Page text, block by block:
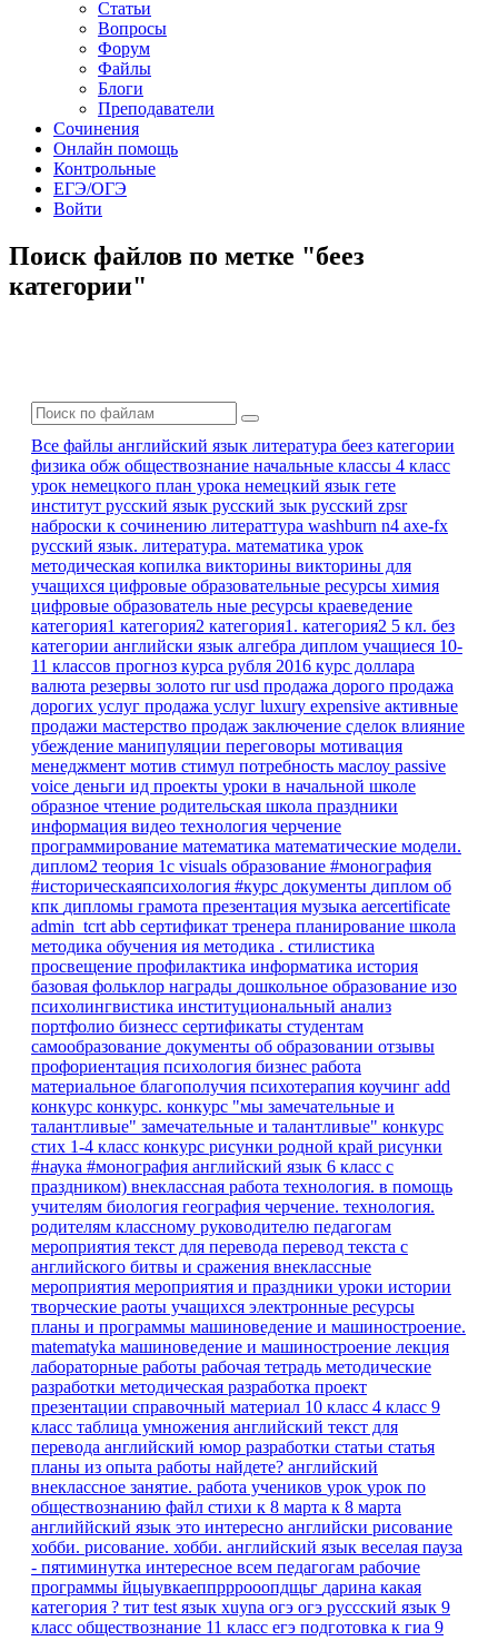
Статьи
Вопросы
Форум
Файлы
Блоги
Преподаватели
Сочинения
Онлайн помощь
Контрольные
ЕГЭ/ОГЭ
Войти
Поиск файлов по метке "беез
категории"
Все файлы английский язык литература беез категории
физика обж обществознание начальные классы 4 класс
урок немецкого план урока немецкий язык гете
институт русский язык русский зык русский zpsr
наброски к сочинению литераттура washburn n4 axe-fx
русский язык. литература. математика урок
методическая копилка викторины викторины для
учащихся цифровые образовательные ресурсы химия
цифровые образователь ные ресурсы краеведение
категория1 категория2 категория1. категория2 5 кл. без
категории английски язык алгебра диплом учащиеся 10-
11 классов прогноз курса рубля 2016 курс доллара
валюта резервы золото rurusd продажа дорого продажа
дорогих услуг продажа услуг luxury expensive активные
продажи мастерство продаж заключение сделок влияние
убеждение манипуляции переговоры мотивация
менеджмент мотив стимул потребность маслоу passive
voice деньги ид проекты уроки в начальной школе
образное чтение родительская школа праздники
информация видео технология черчение
программирование математика математические модели.
диплом2 теория 1с visuals образование #монография
#историческаяпсихология #курс документы диплом об
кпк дипломы грамота презентация музыка aercertificate
admin_tcrt abb сертификат тренера планирование школа
методика обучения ия методика . стилистика
просвещение профилактика информатика история
базовая фольклор награды дошкольное образование изо
психолингвистика институциональный анализ
портфолио бизнесс сертификаты студентам
самообразование документы об образовании отзывы
профориентация психология бизнес работа
материальное благополучия психотерапия коучинг add
конкурс конкурс. конкурс "мы замечательные и
талантливые" замечательные и талантливые" конкурс
стих 1-4 класс конкурс рисунки родной край рисунки
#наука #монография английский язык 6 класс с
праздником) внеклассная работа технология. в помощь
учителям биология география черчение. технология.
родителям классному руководителю педагогам
мероприятия текст для перевода перевод текста с
английского битвы и сражения внеклассные
мероприятия мероприятия и праздники уроки истории
творческие раоты учащихся электронные ресурсы
планы и программы машиноведение и машиностроение.
matematyka машиноведение и машиностроение лекция
лабораторные работы рабочая тетрадь методические
разработки методическая разработка проект
презентации справочный материал 10 класс 4 класс 9
класс таблица умножения английский текст для
перевода английский юмор разработки статьи статья
планы из опыта работы найдете? английский
внеклассное занятие. работа учеников урок урок по
обществознанию файл стихи к 8 марта к 8 марта
английйский язык это интересно английски рисование
хобби. рисование. хобби. английский язык веселая пауза
- пятиминутка интересное всем педагогам рабочие
программы йцыувкаеппрррооопдщьг дарина какая
категория ? тит test язык xuyna огэ огэ руссский язык 9
класс обществознание 11 класс егэ подготовка к гиа 9